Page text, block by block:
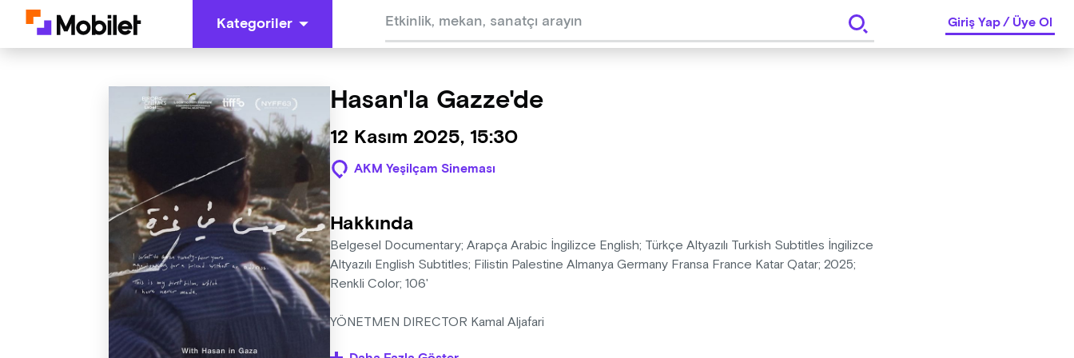
Kategoriler Giriş Yap/Üye Ol
Hasan'la Gazze'de
12 Kasım 2025, 15:30
AKM Yeşilçam Sineması
Hakkında
Belgesel Documentary; Arapça Arabic İngilizce English; Türkçe Altyazılı Turkish Subtitles İngilizce
Altyazılı English Subtitles; Filistin Palestine Almanya Germany Fransa France Katar Qatar; 2025;
Renkli Color; 106'
YÖNETMEN DIRECTOR Kamal Aljafari